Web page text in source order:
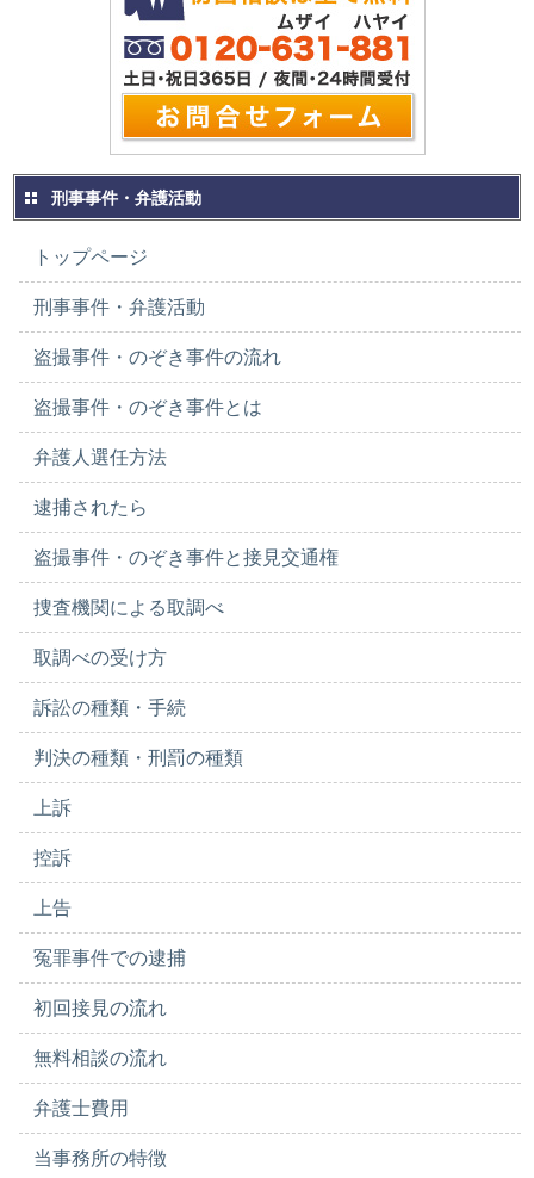
刑事事件・弁護活動
トップページ
刑事事件・弁護活動
盗撮事件・のぞき事件の流れ
盗撮事件・のぞき事件とは
弁護人選任方法
逮捕されたら
盗撮事件・のぞき事件と接見交通権
捜査機関による取調べ
取調べの受け方
訴訟の種類・手続
判決の種類・刑罰の種類
上訴
控訴
上告
冤罪事件での逮捕
初回接見の流れ
無料相談の流れ
弁護士費用
当事務所の特徴